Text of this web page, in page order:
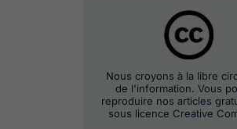
Nous croyons à la libre
de l'information. Vous
reproduire nos articles
sous licence Creative